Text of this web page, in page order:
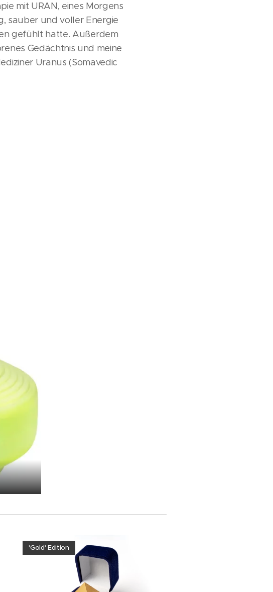
mit URAN, eines Morgens
sauber und voller Energie
gefühlt hatte. Außerdem
Gedächtnis und meine
Uranus (Somavedic
'Gold' Edition